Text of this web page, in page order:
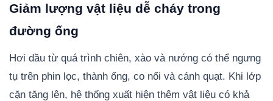
Giảm lượng vật liệu dễ cháy trong
đường ống
Hơi dầu từ quá trình chiên, xào và nướng có thể ngưng
tụ trên phin lọc, thành ống, co nối và cánh quạt. Khi lớp
cặn tăng lên, hệ thống xuất hiện thêm vật liệu có khả